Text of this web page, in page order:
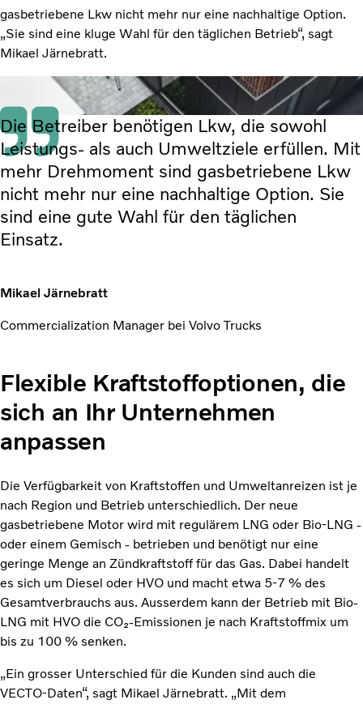
gasbetriebene Lkw nicht mehr nur eine nachhaltige Option.
„Sie sind eine kluge Wahl für den täglichen Betrieb“, sagt
Mikael Järnebratt.
Die Betreiber benötigen Lkw, die sowohl
Leistungs- als auch Umweltziele erfüllen. Mit
mehr Drehmoment sind gasbetriebene Lkw
nicht mehr nur eine nachhaltige Option. Sie
sind eine gute Wahl für den täglichen
Einsatz.
Mikael Järnebratt
Commercialization Manager bei Volvo Trucks
Flexible Kraftstoffoptionen, die
sich an Ihr Unternehmen
anpassen
Die Verfügbarkeit von Kraftstoffen und Umweltanreizen ist je
nach Region und Betrieb unterschiedlich. Der neue
gasbetriebene Motor wird mit regulärem LNG oder Bio-LNG -
oder einem Gemisch - betrieben und benötigt nur eine
geringe Menge an Zündkraftstoff für das Gas. Dabei handelt
es sich um Diesel oder HVO und macht etwa 5-7 % des
Gesamtverbrauchs aus. Ausserdem kann der Betrieb mit Bio-
LNG mit HVO die CO₂-Emissionen je nach Kraftstoffmix um
bis zu 100 % senken.
„Ein grosser Unterschied für die Kunden sind auch die
VECTO-Daten“, sagt Mikael Järnebratt. „Mit dem